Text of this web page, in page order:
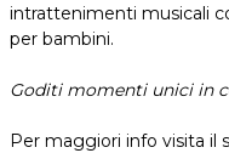
intrattenimenti musicali
per bambini.
Goditi momenti unici in
Per maggiori info visita il